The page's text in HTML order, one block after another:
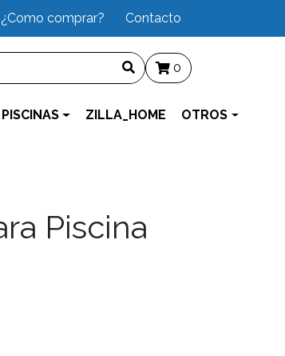
¿Como comprar? Contacto
0
PISCINAS ZILLA_HOME OTROS
Piscina